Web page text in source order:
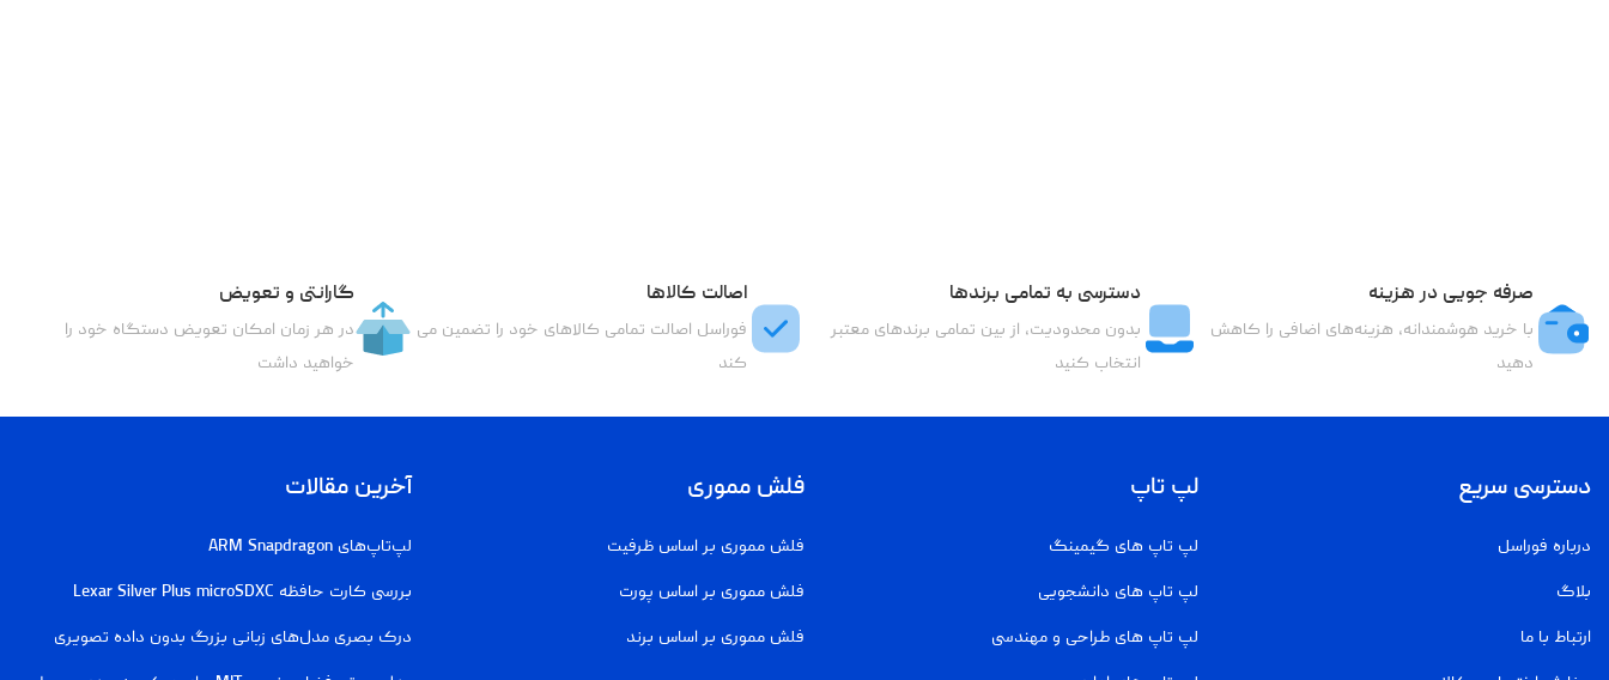
صرفه جویی در هزینه
با خرید هوشمندانه، هزینه‌های اضافی را کاهش
دهید
دسترسی به تمامی برندها
بدون محدودیت، از بین تمامی برندهای معتبر
انتخاب کنید
اصالت کالاها
فوراسل اصالت تمامی کالاهای خود را تضمین می
کند
گارانتی و تعویض
در هر زمان امکان تعویض دستگاه خود را
خواهید داشت
دسترسی سریع
درباره فوراسل
بلاگ
ارتباط با ما
لپ تاپ
لپ تاپ های گیمینگ
لپ تاپ های دانشجویی
لپ تاپ های طراحی و مهندسی
فلش مموری
فلش مموری بر اساس ظرفیت
فلش مموری بر اساس پورت
فلش مموری بر اساس برند
آخرین مقالات
لپ‌تاپ‌های ARM Snapdragon
بررسی کارت حافظه Lexar Silver Plus microSDXC
درک بصری مدل‌های زبانی بزرگ بدون داده تصویری